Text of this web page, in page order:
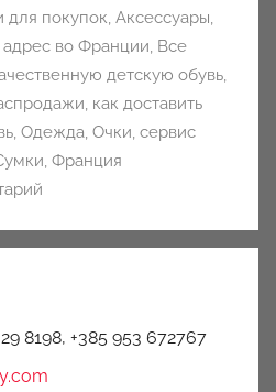
для покупок, Аксессуары,
адрес во Франции, Все
детскую обувь,
, как доставить
, Одежда, Очки, сервис
, Франция
8198, +385 953 672767